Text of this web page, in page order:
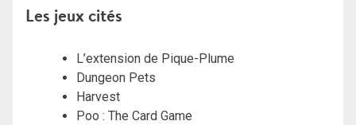
Les jeux cités
L’extension de Pique-Plume
Dungeon Pets
Harvest
Poo : The Card Game